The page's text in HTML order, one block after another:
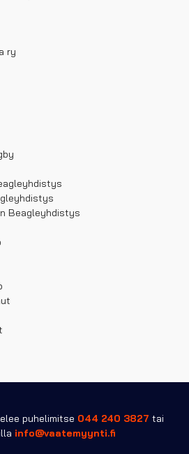
ry
Beagleyhdistys
puhelimitse 044 240 3827 tai
info@vaatemyynti.fi